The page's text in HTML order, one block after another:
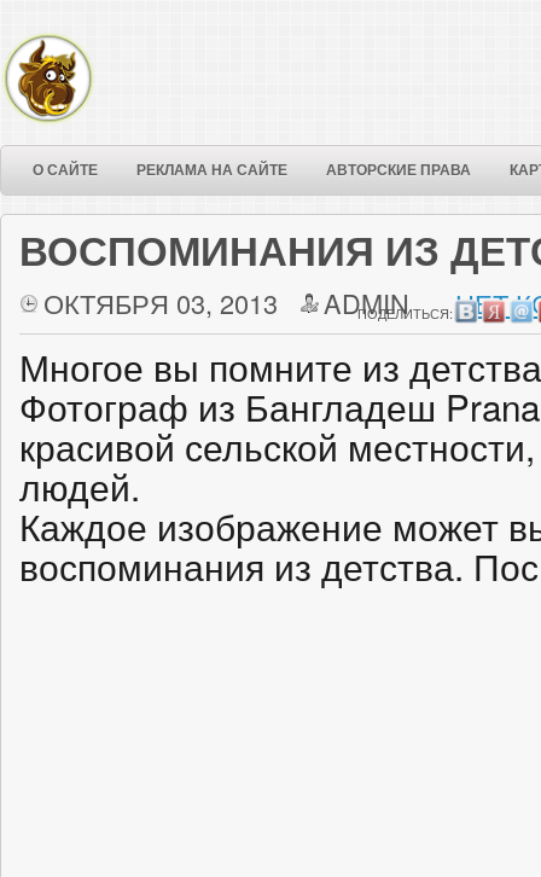
О САЙТЕ РЕКЛАМА НА САЙТЕ АВТОРСКИЕ ПРАВА
ВОСПОМИНАНИЯ ИЗ
ОКТЯБРЯ 03, 2013 ADMIN НЕТ
ПОДЕЛИТЬСЯ:
Многое вы помните из
Фотограф из Бангладеш
красивой сельской
людей.
Каждое изображение может
воспоминания из детства.